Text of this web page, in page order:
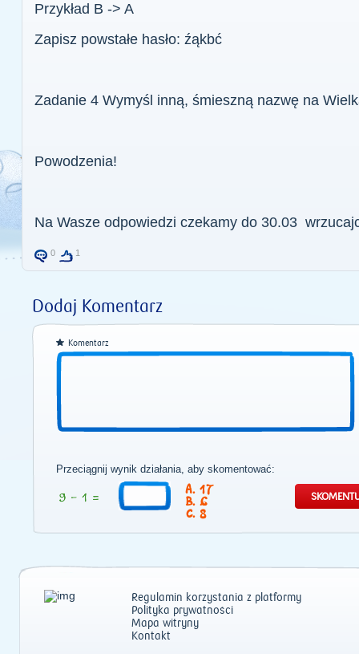
Przykład B -> A
Zapisz powstałe hasło: źąkbć
Zadanie 4 Wymyśl inną, śmieszną nazwę na
Powodzenia!
Na Wasze odpowiedzi czekamy do 30.03
0 1
Dodaj Komentarz
Komentarz
Przeciągnij wynik działania, aby skomentować:
17
6
8
Regulamin korzystania z platformy
Polityka prywatności
Mapa witryny
Kontakt